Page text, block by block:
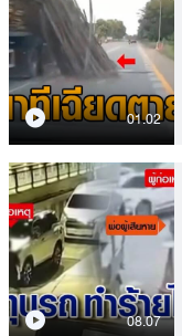
01.02
08.07